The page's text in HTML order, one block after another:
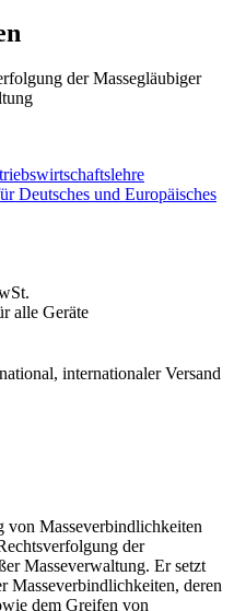
der Massegläubiger
Deutsches und Europäisches
alle Geräte
internationaler Versand
von Masseverbindlichkeiten
der
Masseverwaltung. Er setzt
Masseverbindlichkeiten, deren
dem Greifen von